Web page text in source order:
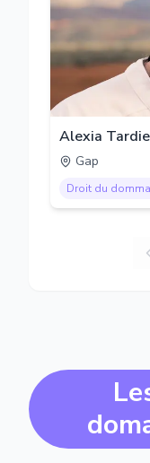
Alexia
Gap
Droit du